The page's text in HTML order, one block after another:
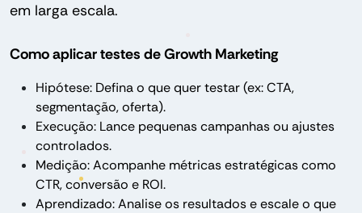
em larga escala.
Como aplicar testes de Growth Marketing
Hipótese: Defina o que quer testar (ex: CTA,
segmentação, oferta).
Execução: Lance pequenas campanhas ou ajustes
controlados.
Medição: Acompanhe métricas estratégicas como
CTR, conversão e ROI.
Aprendizado: Analise os resultados e escale o que